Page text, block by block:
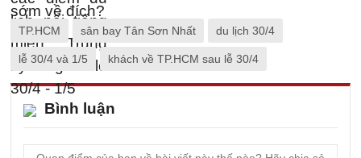
TP.HCM sân bay Tân Sơn Nhất du lịch 30/4
lễ 30/4 và 1/5 khách về TP.HCM sau lễ 30/4
Bình luận